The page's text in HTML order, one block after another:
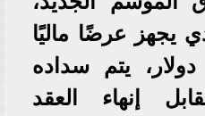
يجهز عرضًا ماليًا
مليون دولار، يتم سداده
إنهاء العقد